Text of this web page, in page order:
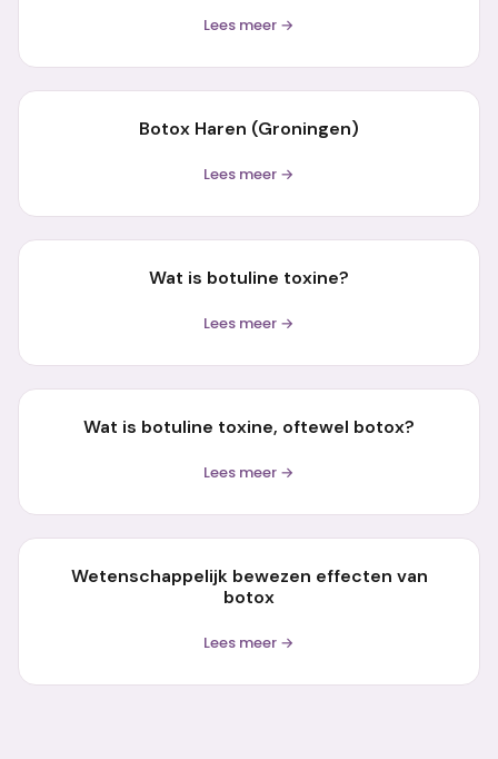
Lees meer →
Botox Haren (Groningen)
Lees meer →
Wat is botuline toxine?
Lees meer →
Wat is botuline toxine, oftewel botox?
Lees meer →
Wetenschappelijk bewezen effecten van
botox
Lees meer →